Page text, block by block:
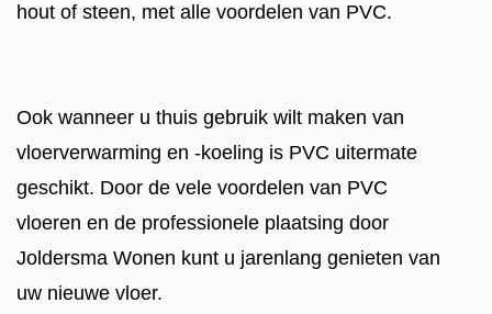
hout of steen, met alle voordelen van PVC.
Ook wanneer u thuis gebruik wilt maken van
vloerverwarming en -koeling is PVC uitermate
geschikt. Door de vele voordelen van PVC
vloeren en de professionele plaatsing door
Joldersma Wonen kunt u jarenlang genieten van
uw nieuwe vloer.